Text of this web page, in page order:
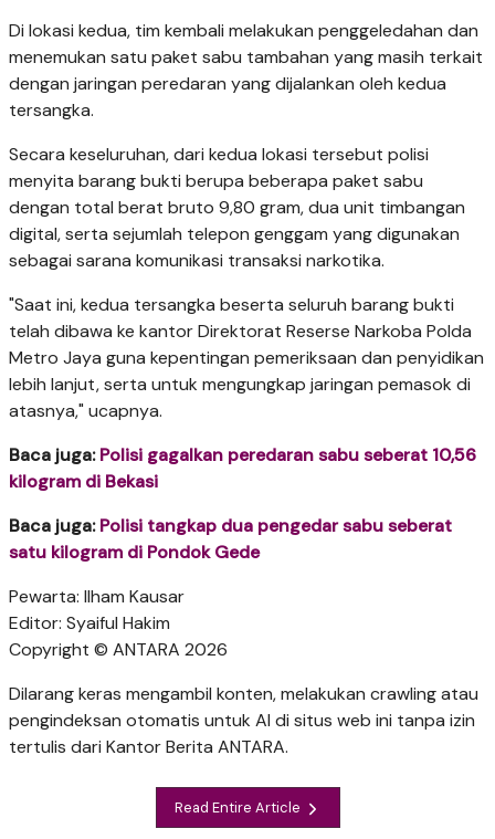
​Di lokasi kedua, tim kembali melakukan penggeledahan dan
menemukan satu paket sabu tambahan yang masih terkait
dengan jaringan peredaran yang dijalankan oleh kedua
tersangka.
​Secara keseluruhan, dari kedua lokasi tersebut polisi
menyita barang bukti berupa beberapa paket sabu
dengan total berat bruto 9,80 gram, dua unit timbangan
digital, serta sejumlah telepon genggam yang digunakan
sebagai sarana komunikasi transaksi narkotika.
"​Saat ini, kedua tersangka beserta seluruh barang bukti
telah dibawa ke kantor Direktorat Reserse Narkoba Polda
Metro Jaya guna kepentingan pemeriksaan dan penyidikan
lebih lanjut, serta untuk mengungkap jaringan pemasok di
atasnya," ucapnya.
Baca juga:Polisi gagalkan peredaran sabu seberat 10,56
kilogram di Bekasi
Baca juga:Polisi tangkap dua pengedar sabu seberat
satu kilogram di Pondok Gede
Pewarta: Ilham Kausar
Editor: Syaiful Hakim
Copyright © ANTARA 2026
Dilarang keras mengambil konten, melakukan crawling atau
pengindeksan otomatis untuk AI di situs web ini tanpa izin
tertulis dari Kantor Berita ANTARA.
Read Entire Article